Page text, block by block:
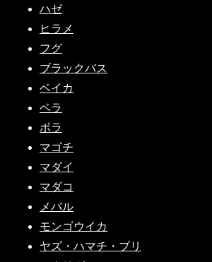
ハゼ
ヒラメ
フグ
ブラックバス
ベイカ
ベラ
ボラ
マゴチ
マダイ
マダコ
メバル
モンゴウイカ
ヤズ・ハマチ・ブリ